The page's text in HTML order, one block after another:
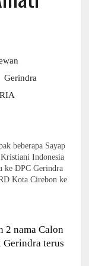
Gerindra
beberapa Sayap
Indonesia
ke DPC Gerindra
Kota Cirebon ke
2 nama Calon
Gerindra terus